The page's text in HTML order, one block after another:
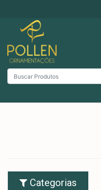
Categorias